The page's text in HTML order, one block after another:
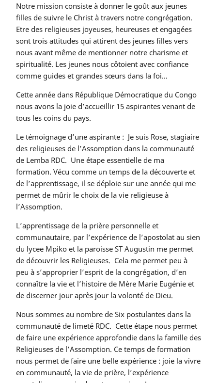
Notre mission consiste à donner le goût aux jeunes
filles de suivre le Christ à travers notre congrégation.
Etre des religieuses joyeuses, heureuses et engagées
sont trois attitudes qui attirent des jeunes filles vers
nous avant même de mentionner notre charisme et
spiritualité. Les jeunes nous côtoient avec confiance
comme guides et grandes sœurs dans la foi...
Cette année dans République Démocratique du Congo
nous avons la joie d’accueillir 15 aspirantes venant de
tous les coins du pays.
Le témoignage d’une aspirante : Je suis Rose, stagiaire
des religieuses de l’Assomption dans la communauté
de Lemba RDC. Une étape essentielle de ma
formation. Vécu comme un temps de la découverte et
de l’apprentissage, il se déploie sur une année qui me
permet de mûrir le choix de la vie religieuse à
l’Assomption.
L’apprentissage de la prière personnelle et
communautaire, par l’expérience de l’apostolat au sien
du lycee Mpiko et la paroisse ST Augustin me permet
de découvrir les Religieuses. Cela me permet peu à
peu à s’approprier l’esprit de la congrégation, d’en
connaître la vie et l’histoire de Mère Marie Eugénie et
de discerner jour après jour la volonté de Dieu.
Nous sommes au nombre de Six postulantes dans la
communauté de limeté RDC. Cette étape nous permet
de faire une expérience approfondie dans la famille des
Religieuses de l’Assomption. Ce temps de formation
nous permet de faire une belle expérience : joie la vivre
en communauté, la vie de prière, l’expérience